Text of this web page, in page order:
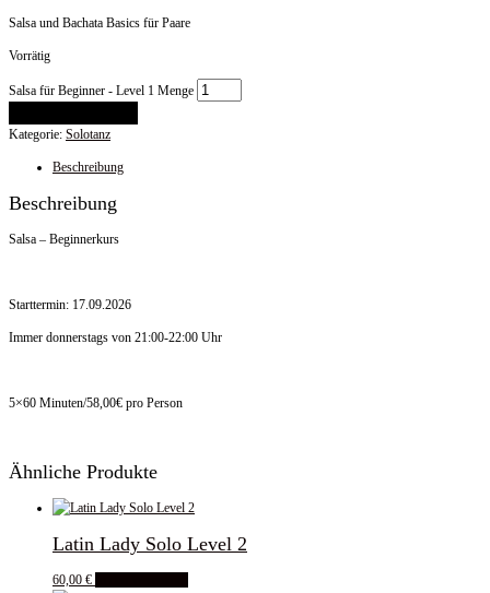
Salsa und Bachata Basics für Paare
Vorrätig
Salsa für Beginner - Level 1 Menge
Kategorie: Solotanz
Beschreibung
Beschreibung
Salsa – Beginnerkurs
Starttermin: 17.09.2026
Immer donnerstags von 21:00-22:00 Uhr
5×60 Minuten/58,00€ pro Person
Ähnliche Produkte
Latin Lady Solo Level 2
60,00 €